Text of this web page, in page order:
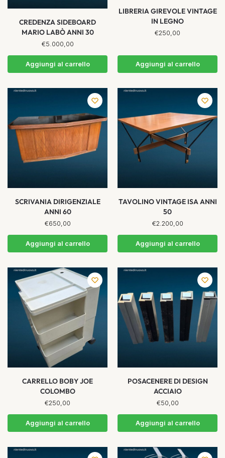
CREDENZA SIDEBOARD
MARIO LABÒ ANNI 30
€5.000,00
Aggiungi al carrello
LIBRERIA GIREVOLE VINTAGE
IN LEGNO
€250,00
Aggiungi al carrello
SCRIVANIA DIRIGENZIALE
ANNI 60
€650,00
Aggiungi al carrello
TAVOLINO VINTAGE ISA ANNI
50
€2.200,00
Aggiungi al carrello
CARRELLO BOBY JOE
COLOMBO
€250,00
Aggiungi al carrello
POSACENERE DI DESIGN
ACCIAIO
€50,00
Aggiungi al carrello